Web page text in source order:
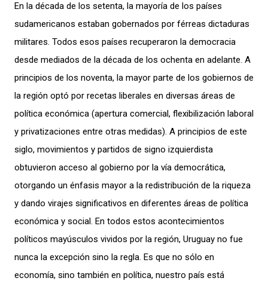
En la década de los setenta, la mayoría de los países
sudamericanos estaban gobernados por férreas dictaduras
militares. Todos esos países recuperaron la democracia
desde mediados de la década de los ochenta en adelante. A
principios de los noventa, la mayor parte de los gobiernos de
la región optó por recetas liberales en diversas áreas de
política económica (apertura comercial, flexibilización laboral
y privatizaciones entre otras medidas). A principios de este
siglo, movimientos y partidos de signo izquierdista
obtuvieron acceso al gobierno por la vía democrática,
otorgando un énfasis mayor a la redistribución de la riqueza
y dando virajes significativos en diferentes áreas de política
económica y social. En todos estos acontecimientos
políticos mayúsculos vividos por la región, Uruguay no fue
nunca la excepción sino la regla. Es que no sólo en
economía, sino también en política, nuestro país está